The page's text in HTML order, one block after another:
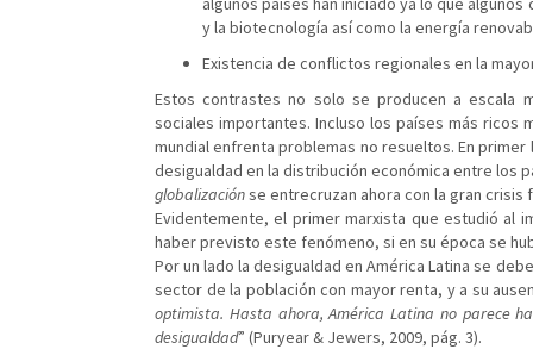
y la biotecnología así como la energía
Existencia de conflictos regionales en la
Estos contrastes no solo se producen a escala
sociales importantes. Incluso los países más ricos
mundial enfrenta problemas no resueltos. En
desigualdad en la distribución económica entre los
globalizaciónse entrecruzan ahora con la gran
Evidentemente, el primer marxista que estudió al
haber previsto este fenómeno, si en su época se
Por un lado la desigualdad en América Latina se
sector de la población con mayor renta, y a su
optimista. Hasta ahora, América Latina no parece
desigualdad” (Puryear & Jewers, 2009, pág. 3).